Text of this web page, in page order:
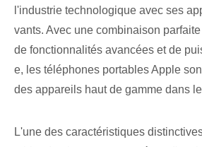
l'industrie technologique avec ses
vants. Avec une combinaison
de fonctionnalités avancées et de
e, les téléphones portables Apple
des appareils haut de gamme dans
L'une des caractéristiques